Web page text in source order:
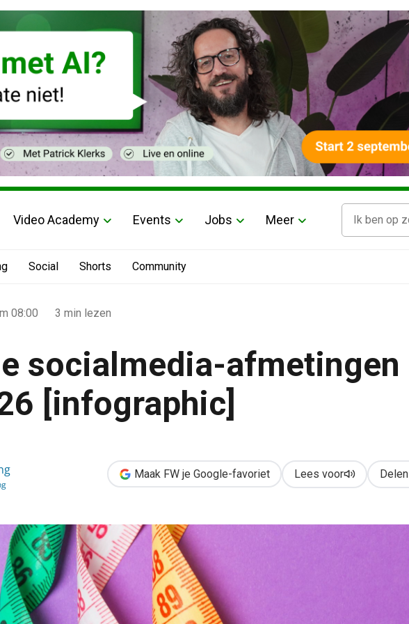
Video Academy Events Jobs Meer
Social Shorts Community
08:00 3 min lezen
socialmedia-afmetingen
[infographic]
Maak FW je Google-favoriet Lees voor Delen